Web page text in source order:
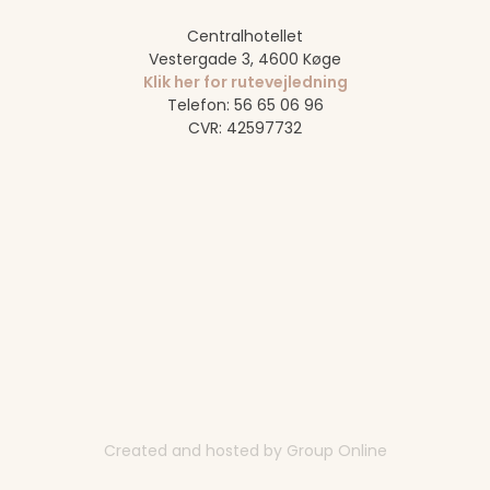
​Centralhotellet
Vestergade 3, 4600 Køge
Klik her for rutevejledning
Telefon: 56 65 06 96
CVR: 42597732
Created and hosted by Group Online